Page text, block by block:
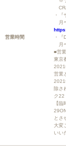
営業時間
・
月
・『
月
■営
東京
2021
営業
2021
除さ
ク22
【
とさ
大変
いい